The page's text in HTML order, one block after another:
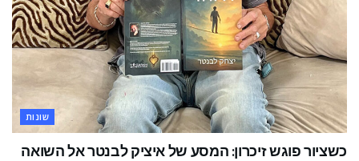
שונות
כשציור פוגש זיכרון: המסע של איציק לבנטר אל השואה